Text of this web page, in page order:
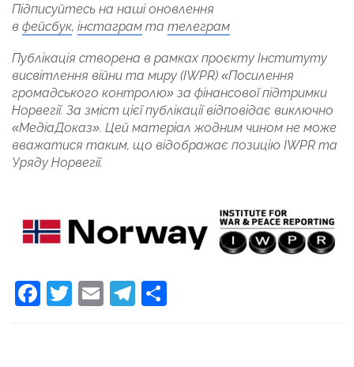
Підписуйтесь на наші оновлення
в фейсбук, інстаграм та телеграм
Публікація створена в рамках проєкту Інституту
висвітлення війни та миру (IWPR) «Посилення
громадського контролю» за фінансової підтримки
Норвегії. За зміст цієї публікації відповідає виключно
«МедіаДоказ». Цей матеріал жодним чином не може
вважатися таким, що відображає позицію IWPR та
Уряду Норвегії.
Facebook
Twitter
EmailTelegram